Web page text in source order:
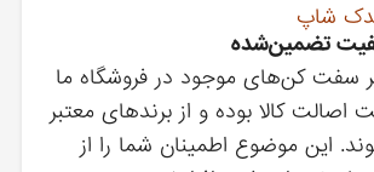
یدک شاپ
تضمین‌شده
سفت کن‌های موجود در فروشگاه ما
اصالت کالا بوده و از برندهای معتبر
این موضوع اطمینان شما را از